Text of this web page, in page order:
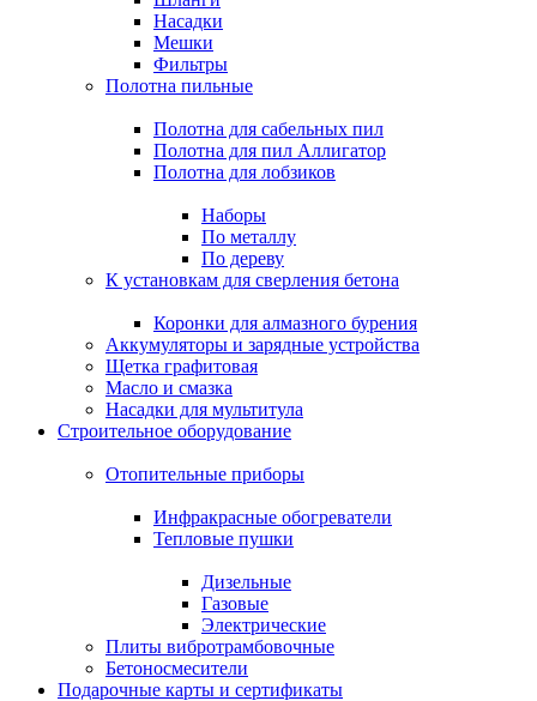
Насадки
Мешки
Фильтры
Полотна пильные
Полотна для сабельных пил
Полотна для пил Аллигатор
Полотна для лобзиков
Наборы
По металлу
По дереву
К установкам для сверления бетона
Коронки для алмазного бурения
Аккумуляторы и зарядные устройства
Щетка графитовая
Масло и смазка
Насадки для мультитула
Строительное оборудование
Отопительные приборы
Инфракрасные обогреватели
Тепловые пушки
Дизельные
Газовые
Электрические
Плиты вибротрамбовочные
Бетоносмесители
Подарочные карты и сертификаты